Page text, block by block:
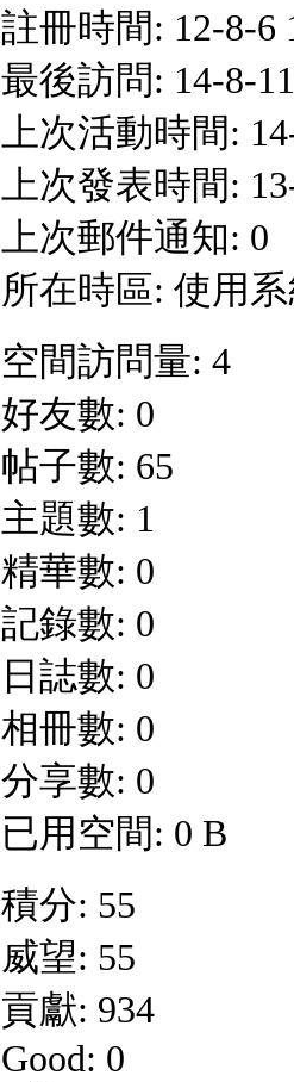
註冊時間: 12-8-6
最後訪問: 14-8-
上次活動時間:
上次發表時間:
上次郵件通知: 0
所在時區: 使用
空間訪問量: 4
好友數: 0
帖子數: 65
主題數: 1
精華數: 0
記錄數: 0
日誌數: 0
相冊數: 0
分享數: 0
已用空間: 0 B
積分: 55
威望: 55
貢獻: 934
Good: 0